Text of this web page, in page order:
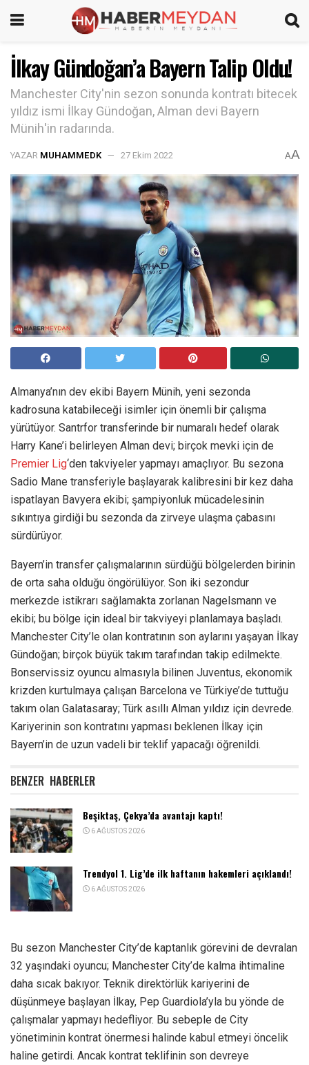
İlkay Gündoğan’a Bayern Talip Oldu!
Manchester City'nin sezon sonunda kontratı bitecek
yıldız ismi İlkay Gündoğan, Alman devi Bayern
Münih'in radarında.
YAZAR MUHAMMEDK 27 Ekim 2022 AA
Almanya’nın dev ekibi Bayern Münih, yeni sezonda
kadrosuna katabileceği isimler için önemli bir çalışma
yürütüyor. Santrfor transferinde bir numaralı hedef olarak
Harry Kane’i belirleyen Alman devi; birçok mevki için de
Premier Lig‘den takviyeler yapmayı amaçlıyor. Bu sezona
Sadio Mane transferiyle başlayarak kalibresini bir kez daha
ispatlayan Bavyera ekibi; şampiyonluk mücadelesinin
sıkıntıya girdiği bu sezonda da zirveye ulaşma çabasını
sürdürüyor.
Bayern’in transfer çalışmalarının sürdüğü bölgelerden birinin
de orta saha olduğu öngörülüyor. Son iki sezondur
merkezde istikrarı sağlamakta zorlanan Nagelsmann ve
ekibi; bu bölge için ideal bir takviyeyi planlamaya başladı.
Manchester City’le olan kontratının son aylarını yaşayan İlkay
Gündoğan; birçok büyük takım tarafından takip edilmekte.
Bonservissiz oyuncu almasıyla bilinen Juventus, ekonomik
krizden kurtulmaya çalışan Barcelona ve Türkiye’de tuttuğu
takım olan Galatasaray; Türk asıllı Alman yıldız için devrede.
Kariyerinin son kontratını yapması beklenen İlkay için
Bayern’in de uzun vadeli bir teklif yapacağı öğrenildi.
BENZER HABERLER
Beşiktaş, Çekya’da avantajı kaptı!
6 AĞUSTOS 2026
Trendyol 1. Lig’de ilk haftanın hakemleri açıklandı!
6 AĞUSTOS 2026
Bu sezon Manchester City’de kaptanlık görevini de devralan
32 yaşındaki oyuncu; Manchester City’de kalma ihtimaline
daha sıcak bakıyor. Teknik direktörlük kariyerini de
düşünmeye başlayan İlkay, Pep Guardiola’yla bu yönde de
çalışmalar yapmayı hedefliyor. Bu sebeple de City
yönetiminin kontrat önermesi halinde kabul etmeyi öncelik
haline getirdi. Ancak kontrat teklifinin son devreye